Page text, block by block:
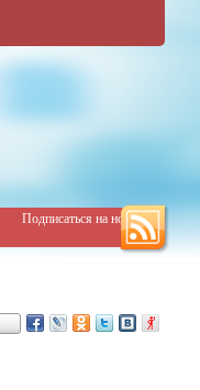
Подписаться на новости